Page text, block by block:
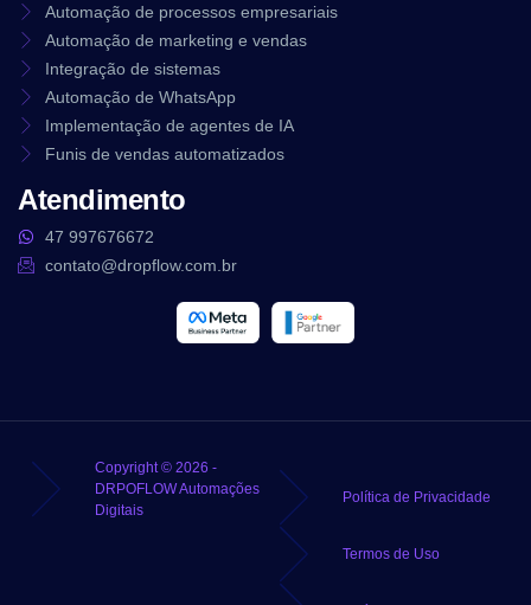
Automação de processos empresariais
Automação de marketing e vendas
Integração de sistemas
Automação de WhatsApp
Implementação de agentes de IA
Funis de vendas automatizados
Atendimento
47 997676672
contato@dropflow.com.br
Copyright © 2026 -
DRPOFLOW Automações
Digitais
Política de Privacidade
Termos de Uso